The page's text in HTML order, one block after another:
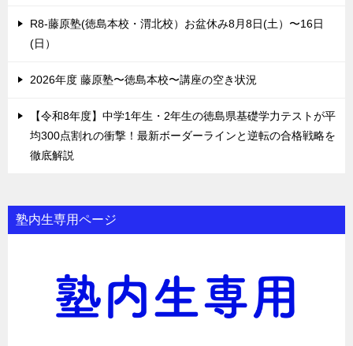
R8-藤原塾(徳島本校・渭北校）お盆休み8月8日(土）〜16日
(日）
2026年度 藤原塾〜徳島本校〜講座の空き状況
【令和8年度】中学1年生・2年生の徳島県基礎学力テストが平
均300点割れの衝撃！最新ボーダーラインと逆転の合格戦略を
徹底解説
塾内生専用ページ